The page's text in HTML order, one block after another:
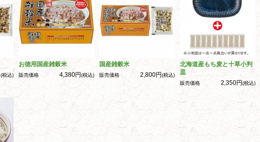
(税込)
お徳用国産雑穀米
販売価格 4,380円(税込)
国産雑穀米
販売価格 2,800円(税込)
北海道産もち麦と十草小判
皿
販売価格 2,350円(税込)